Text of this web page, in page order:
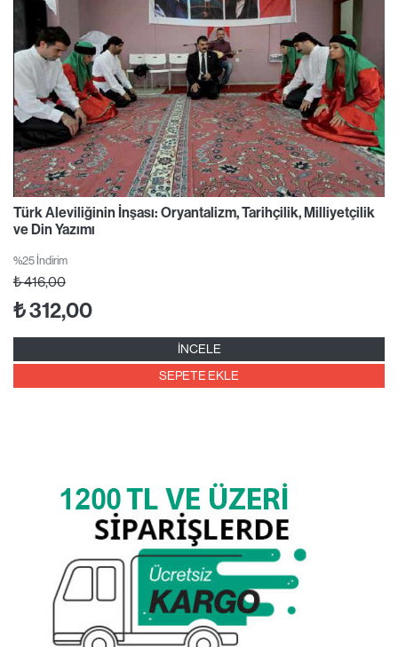
Türk Aleviliğinin İnşası: Oryantalizm, Tarihçilik, Milliyetçilik
ve Din Yazımı
%25 İndirim
₺416,00
₺312,00
İNCELE
SEPETE EKLE